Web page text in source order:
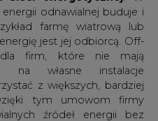
odnawialnej buduje i
farmę wiatrową lub
jest jej odbiorcą. Off-
firm, które nie mają
na własne instalacje
z większych, bardziej
tym umowom firmy
źródeł energii bez